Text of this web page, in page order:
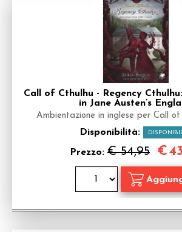
Call of Cthulhu - Regency
in Jane Austen’s
Ambientazione in inglese per Call of
Disponibilità:
Prezzo: € 54,95 €